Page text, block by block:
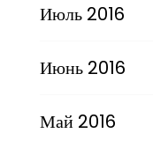
Июль 2016
Июнь 2016
Май 2016